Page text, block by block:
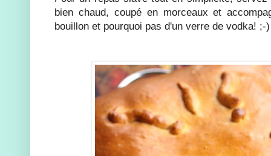
bien chaud, coupé en morceaux et
bouillon et pourquoi pas d'un verre de vodka! ;-)